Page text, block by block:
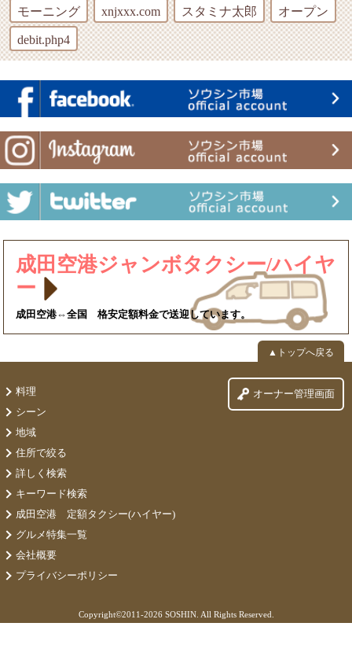
モーニング xnjxxx.com スタミナ太郎 オープン
debit.php4
成田空港ジャンボタクシー/ハイヤ
ー
成田空港⇔全国 格安定額料金で送迎しています。
▲トップへ戻る
料理
シーン
地域
住所で絞る
詳しく検索
キーワード検索
成田空港 定額タクシー(ハイヤー)
グルメ特集一覧
会社概要
プライバシーポリシー
オーナー管理画面
Copyright©2011-2026 SOSHIN. All Rights Reserved.